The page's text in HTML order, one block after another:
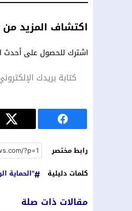
اكتشاف المزيد من
اشترك للحصول على أحدث
رابط مختصر
كلمات دليلية
"الحماية
مقالات ذات صلة